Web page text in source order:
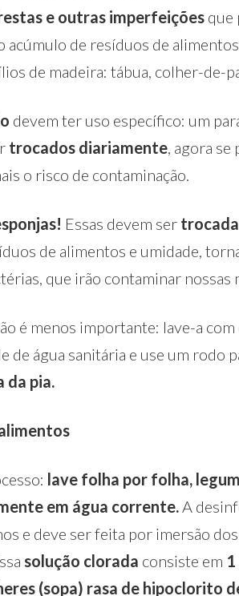
e outras imperfeições que
acúmulo de resíduos de
de madeira: tábua, colher-de-
devem ter uso específico: um
trocados diariamente, agora se
o risco de contaminação.
Essas devem ser
de alimentos e umidade,
que irão contaminar nossas
é menos importante: lave-a
de água sanitária e use um rodo
da pia.
lave folha por folha,
em água corrente.A
e deve ser feita por imersão
solução clorada consiste em
(sopa) rasa de hipoclorito